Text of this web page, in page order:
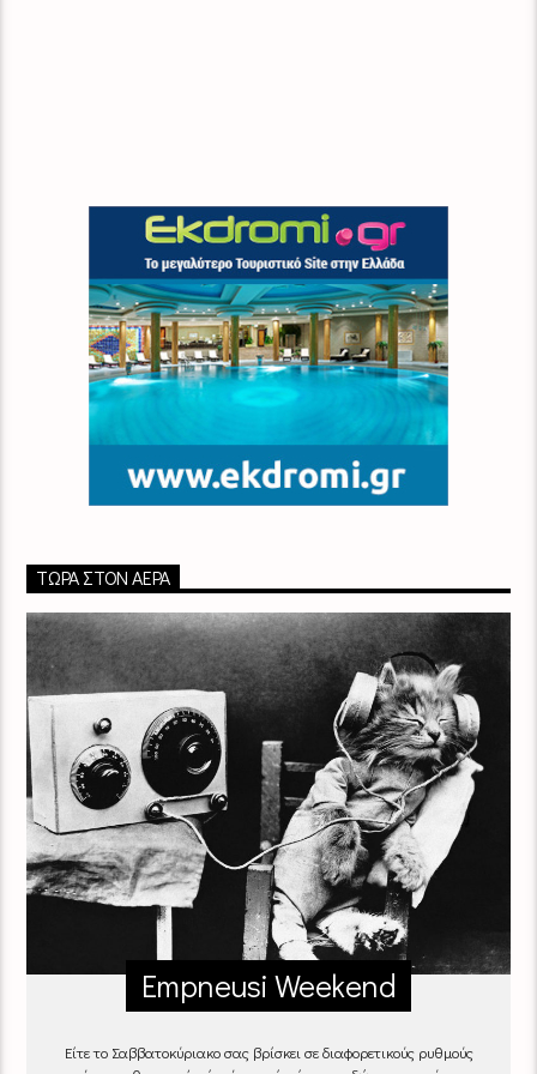
ΤΏΡΑ ΣΤΟΝ ΑΈΡΑ
Empneusi Weekend
Είτε το Σαββατοκύριακο σας βρίσκει σε διαφορετικούς ρυθμούς